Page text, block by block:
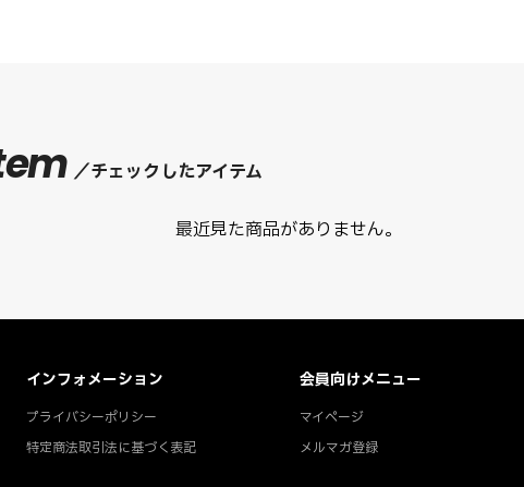
チェックしたアイテム
最近見た商品がありません。
インフォメーション
プライバシーポリシー
特定商法取引法に基づく表記
会員向けメニュー
マイページ
メルマガ登録